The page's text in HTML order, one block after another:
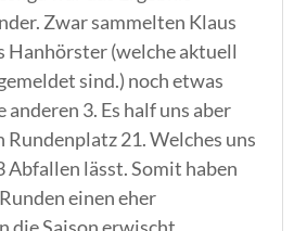
Zwar sammelten Klaus
Hanhörster (welche aktuell
sind.) noch etwas
anderen 3. Es half uns aber
Rundenplatz 21. Welches uns
Abfallen lässt. Somit haben
einen eher